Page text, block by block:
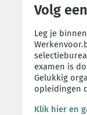
Volg
Leg je
examen is
Gelukkig
opleidingen
Klik hier en